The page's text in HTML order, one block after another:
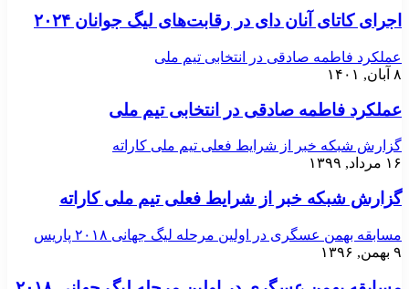
اجرای کاتای آنان دای در رقابت‌های لیگ جوانان ۲۰۲۴
عملکرد فاطمه صادقی در انتخابی تیم ملی
۸ آبان, ۱۴۰۱
عملکرد فاطمه صادقی در انتخابی تیم ملی
گزارش شبکه خبر از شرایط فعلی تیم ملی کاراته
۱۶ مرداد, ۱۳۹۹
گزارش شبکه خبر از شرایط فعلی تیم ملی کاراته
مسابقه بهمن عسگری در اولین مرحله لیگ جهانی ۲۰۱۸ پاریس
۹ بهمن, ۱۳۹۶